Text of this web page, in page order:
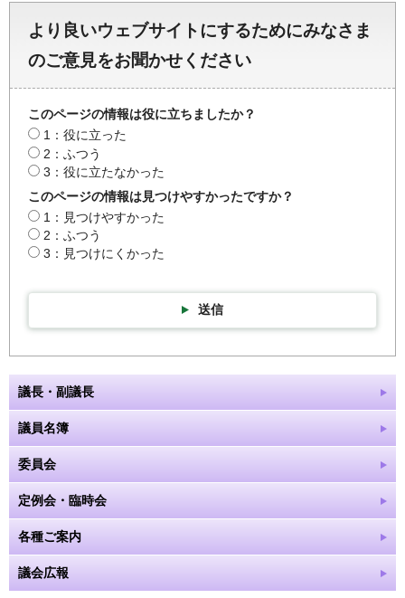
より良いウェブサイトにするためにみなさま
のご意見をお聞かせください
このページの情報は役に立ちましたか？
1：役に立った
2：ふつう
3：役に立たなかった
このページの情報は見つけやすかったですか？
1：見つけやすかった
2：ふつう
3：見つけにくかった
送信
議長・副議長
議員名簿
委員会
定例会・臨時会
各種ご案内
議会広報